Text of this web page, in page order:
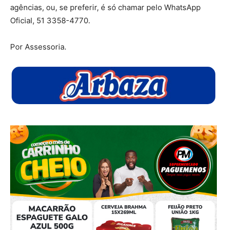
agências, ou, se preferir, é só chamar pelo WhatsApp
Oficial, 51 3358-4770.
Por Assessoria.